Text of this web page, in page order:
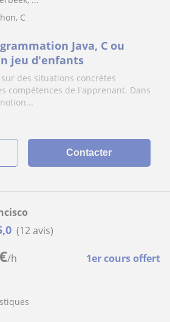
C
Java, C ou
jeu d'enfants
des situations concrètes
compétences de l'apprenant. Dans
Contacter
/h 1er cours offert
(12 avis)